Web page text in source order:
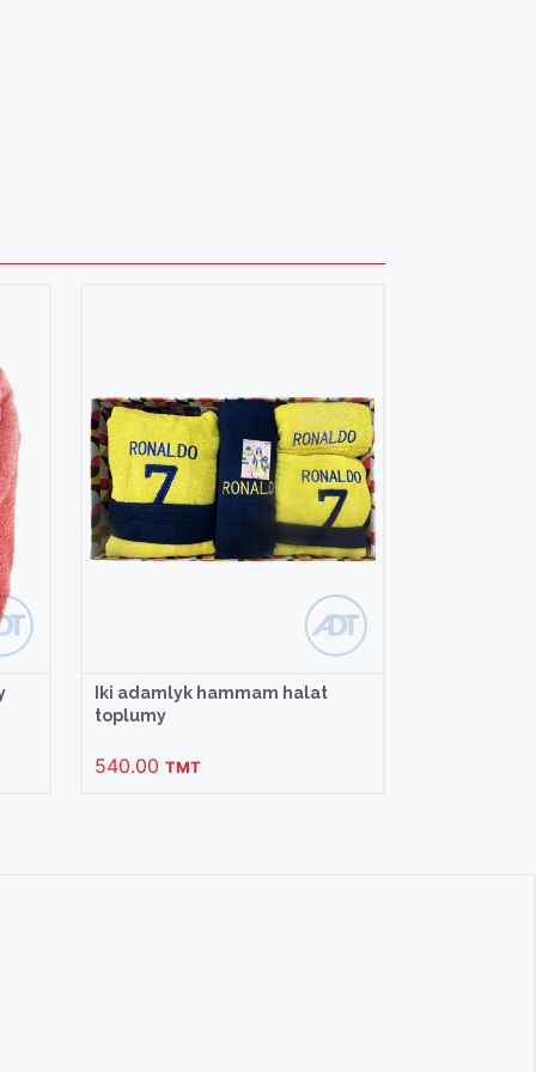
Iki adamlyk hammam halat
toplumy
540.00 TMT